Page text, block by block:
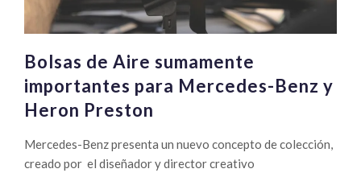
Bolsas de Aire sumamente
importantes para Mercedes-Benz y
Heron Preston
Mercedes-Benz presenta un nuevo concepto de colección,
creado por el diseñador y director creativo